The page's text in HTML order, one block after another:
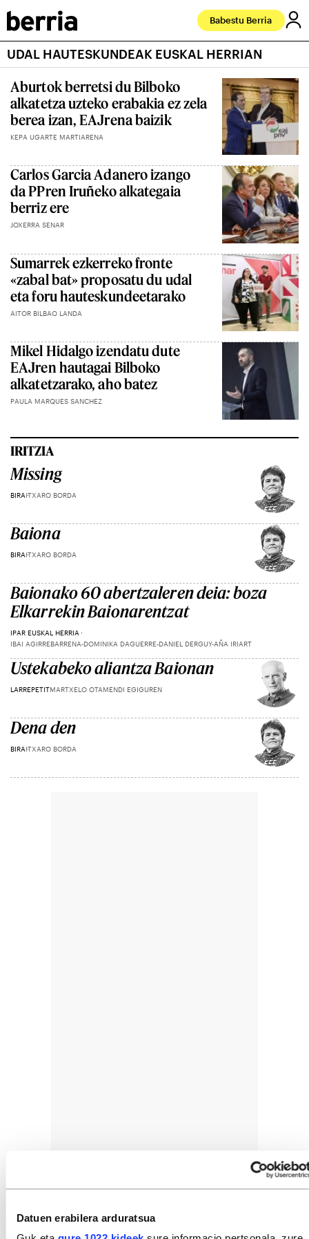
Datuen erabilera arduratsua
Babestu Berria
UDAL HAUTESKUNDEAK EUSKAL HERRIAN
Aburtok berretsi du Bilboko
alkatetza uzteko erabakia ez zela
berea izan, EAJrena baizik
KEPA UGARTE MARTIARENA
Carlos Garcia Adanero izango
da PPren Iruñeko alkategaia
berriz ere
JOXERRA SENAR
Sumarrek ezkerreko fronte
«zabal bat» proposatu du udal
eta foru hauteskundeetarako
AITOR BILBAO LANDA
Mikel Hidalgo izendatu dute
EAJren hautagai Bilboko
alkatetzarako, aho batez
PAULA MARQUES SANCHEZ
IRITZIA
Missing
BIRAITXARO BORDA
Baiona
BIRAITXARO BORDA
Baionako 60 abertzaleren deia: boza
Elkarrekin Baionarentzat
IPAR EUSKAL HERRIA
IBAI AGIRREBARRENA-DOMINIKA DAGUERRE-DANIEL DERGUY-AÑA IRIART
Ustekabeko aliantza Baionan
LARREPETITMARTXELO OTAMENDI EGIGUREN
Dena den
BIRAITXARO BORDA